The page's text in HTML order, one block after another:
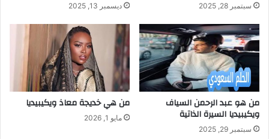
سبتمبر 28, 2025 ديسمبر 13, 2025
من هو عبد الرحمن السياف
ويكيبيديا السيرة الذاتية
سبتمبر 29, 2025
من هي خديجة معاذ ويكيبيديا
مايو 1, 2026